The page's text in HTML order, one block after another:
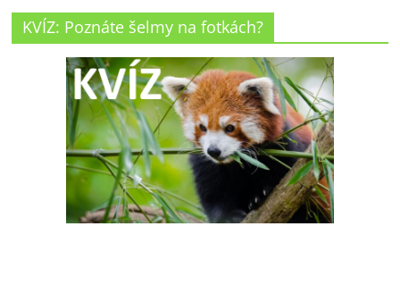
KVÍZ: Poznáte šelmy na fotkách?